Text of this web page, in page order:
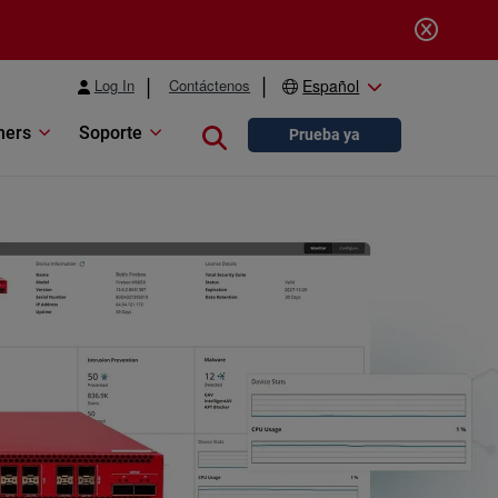
Log In Contáctenos Español
Soporte Close searchPrueba ya